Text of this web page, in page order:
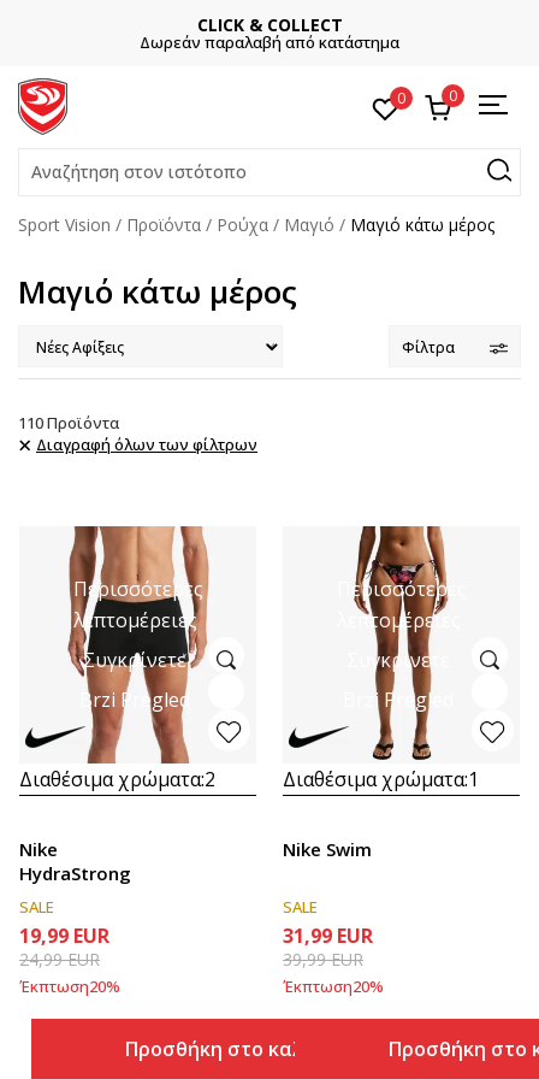
CLICK & COLLECT
Δωρεάν παραλαβή από κατάστημα
0 0
Αναζήτηση στον ιστότοπο
Sport Vision Προϊόντα Ρούχα Μαγιό Μαγιό κάτω μέρος
Μαγιό κάτω μέρος
Φίλτρα
110Προϊόντα
Διαγραφή όλων των φίλτρων
Περισσότερες
λεπτομέρειες
Συγκρίνετε
Brzi Pregled
Διαθέσιμα χρώματα:2
Nike
HydraStrong
SALE
19,99 EUR
24,99EUR
Έκπτωση20%
Προσθήκη στο καλάθι
Περισσότερες
λεπτομέρειες
Συγκρίνετε
Brzi Pregled
Διαθέσιμα χρώματα:1
Nike Swim
SALE
31,99 EUR
39,99EUR
Έκπτωση20%
Προσθήκη στο